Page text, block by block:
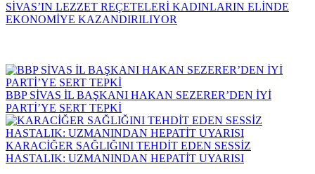
SİVAS’IN LEZZET REÇETELERİ KADINLARIN ELİNDE
EKONOMİYE KAZANDIRILIYOR
BBP SİVAS İL BAŞKANI HAKAN SEZERER’DEN İYİ
PARTİ’YE SERT TEPKİ
KARACİĞER SAĞLIĞINI TEHDİT EDEN SESSİZ
HASTALIK: UZMANINDAN HEPATİT UYARISI